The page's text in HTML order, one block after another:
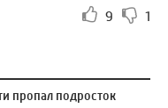
9 1
пропал подросток